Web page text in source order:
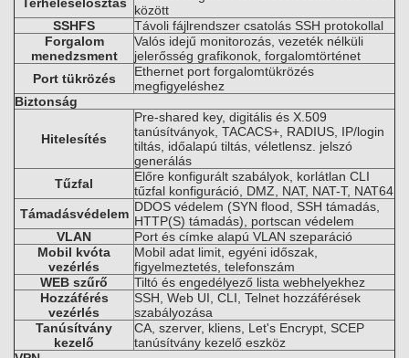
között
SSHFS
Távoli fájlrendszer csatolás SSH protokollal
Forgalom
menedzsment
Valós idejű monitorozás, vezeték nélküli
jelerősség grafikonok, forgalomtörténet
Port tükrözés
Ethernet port forgalomtükrözés
megfigyeléshez
Biztonság
Hitelesítés
Pre-shared key, digitális és X.509
tanúsítványok, TACACS+, RADIUS, IP/login
tiltás, időalapú tiltás, véletlensz. jelszó
generálás
Tűzfal
Előre konfigurált szabályok, korlátlan CLI
tűzfal konfiguráció, DMZ, NAT, NAT-T, NAT64
Támadásvédelem DDOS védelem (SYN flood, SSH támadás,
HTTP(S) támadás), portscan védelem
VLAN
Port és címke alapú VLAN szeparáció
Mobil kvóta
vezérlés
Mobil adat limit, egyéni időszak,
figyelmeztetés, telefonszám
WEB szűrő
Tiltó és engedélyező lista webhelyekhez
Hozzáférés
vezérlés
SSH, Web UI, CLI, Telnet hozzáférések
szabályozása
Tanúsítvány
kezelő
CA, szerver, kliens, Let's Encrypt, SCEP
tanúsítvány kezelő eszköz